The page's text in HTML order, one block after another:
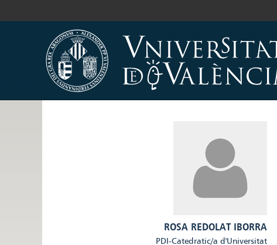
ROSA REDOLAT IBORRA
PDI-Catedratic/a d'Universitat